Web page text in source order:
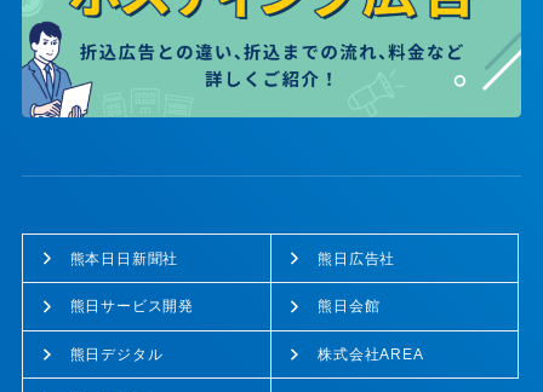
熊本日日新聞社 熊日広告社
熊日サービス開発 熊日会館
熊日デジタル 株式会社AREA